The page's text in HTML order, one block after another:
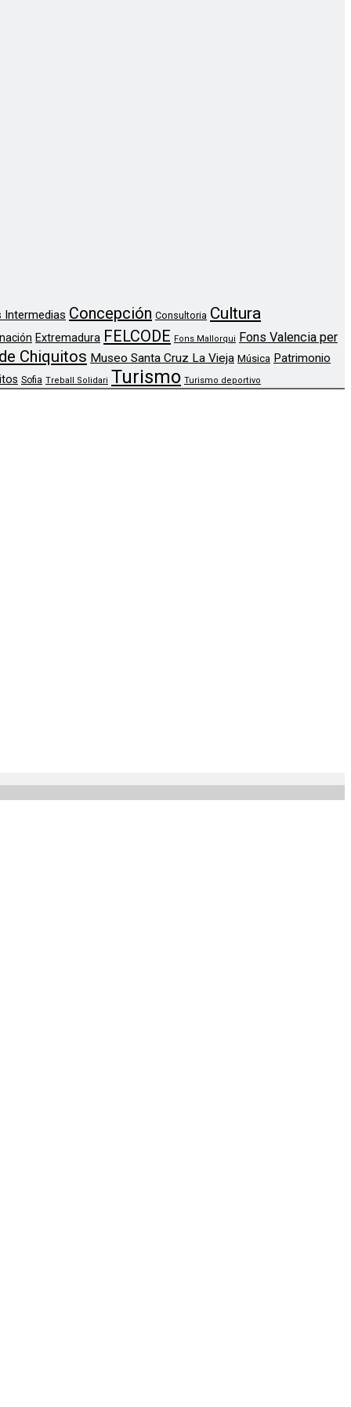
Intermedias Concepción Consultoria Cultura
Extremadura FELCODE Fons Mallorqui
Fons Valencia per
Chiquitos Museo Santa Cruz La Vieja Música Patrimonio
Sofia Treball Solidari Turismo Turismo deportivo